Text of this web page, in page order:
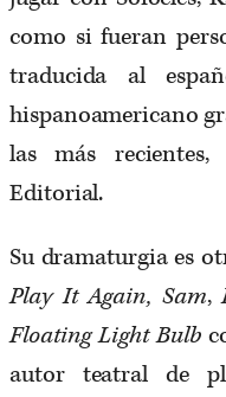
como si fueran
traducida al
hispanoamericano
las más
Editorial.
Su dramaturgia es
Play It Again, Sam,
Floating Light Bulb
autor teatral de